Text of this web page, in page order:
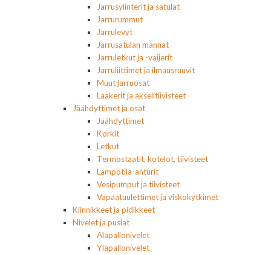
Jarrusylinterit ja satulat
Jarrurummut
Jarrulevyt
Jarrusatulan männät
Jarruletkut ja -vaijerit
Jarruliittimet ja ilmausruuvit
Muut jarruosat
Laakerit ja akselitiivisteet
Jäähdyttimet ja osat
Jäähdyttimet
Korkit
Letkut
Termostaatit, kotelot, tiivisteet
Lämpötila-anturit
Vesipumput ja tiivisteet
Vapaatuulettimet ja viskokytkimet
Kiinnikkeet ja pidikkeet
Nivelet ja puslat
Alapallonivelet
Yläpallonivelet